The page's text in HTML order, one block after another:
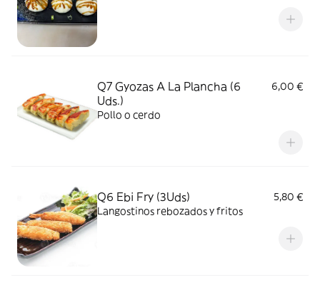
Q7 Gyozas A La Plancha (6
Uds.)
6,00 €
Pollo o cerdo
Q6 Ebi Fry (3Uds)
5,80 €
Langostinos rebozados y fritos